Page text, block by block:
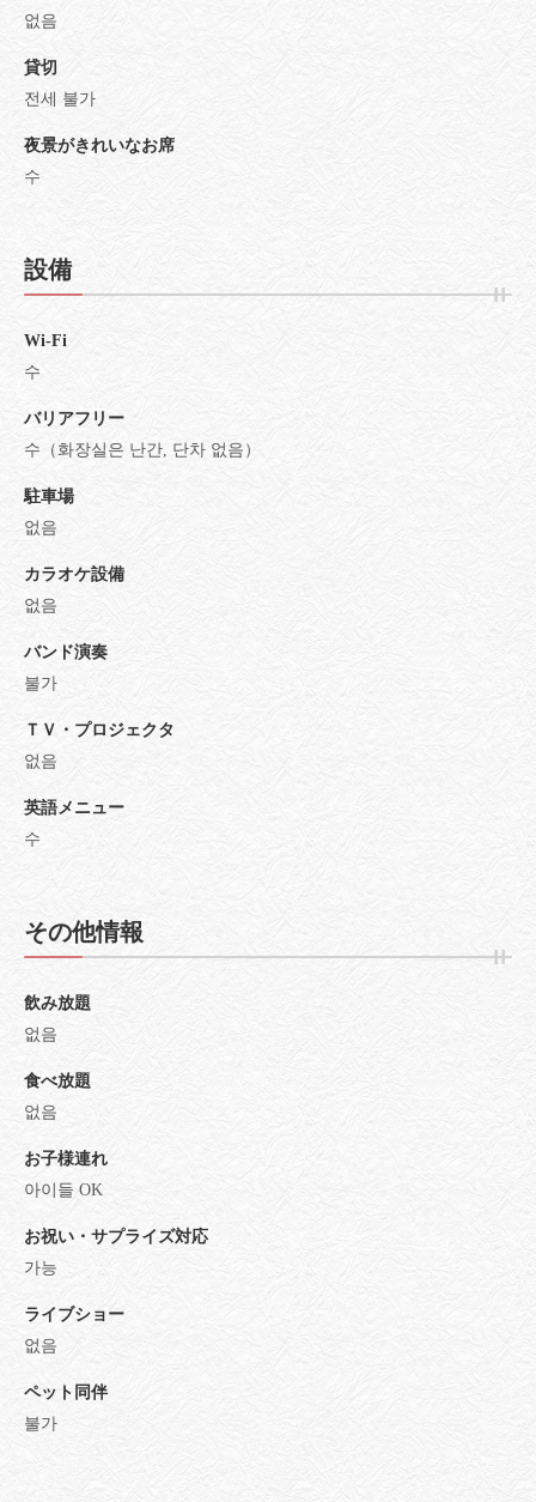
없음
貸切
전세 불가
夜景がきれいなお席
수
設備
Wi-Fi
수
バリアフリー
수（화장실은 난간, 단차 없음）
駐車場
없음
カラオケ設備
없음
バンド演奏
불가
ＴＶ・プロジェクタ
없음
英語メニュー
수
その他情報
飲み放題
없음
食べ放題
없음
お子様連れ
아이들 OK
お祝い・サプライズ対応
가능
ライブショー
없음
ペット同伴
불가